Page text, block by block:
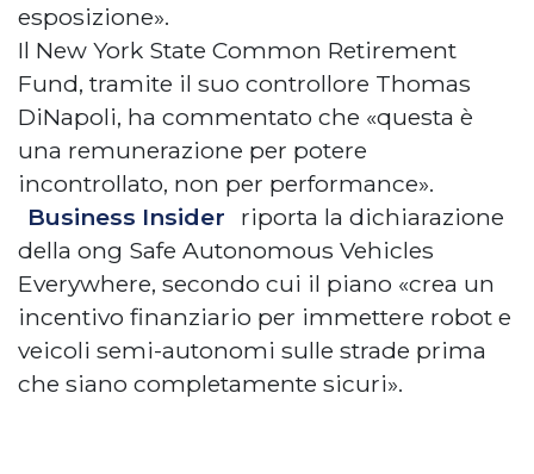
esposizione».
Il New York State Common Retirement
Fund, tramite il suo controllore Thomas
DiNapoli, ha commentato che «questa è
una remunerazione per potere
incontrollato, non per performance».
Business Insider
riporta la dichiarazione
della ong Safe Autonomous Vehicles
Everywhere, secondo cui il piano «crea un
incentivo finanziario per immettere robot e
veicoli semi-autonomi sulle strade prima
che siano completamente sicuri».